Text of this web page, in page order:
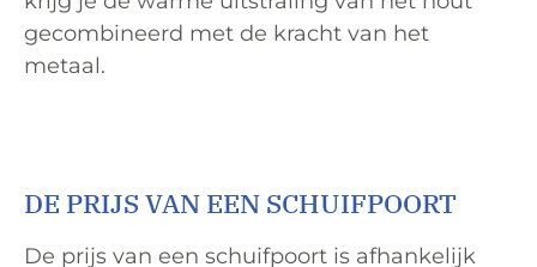
gecombineerd met de kracht van het
metaal.
DE PRIJS VAN EEN SCHUIFPOORT
De prijs van een schuifpoort is afhankelijk